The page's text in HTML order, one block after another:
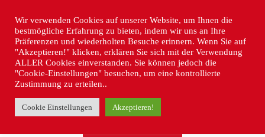
Wir verwenden Cookies auf unserer Website, um Ihnen die
bestmögliche Erfahrung zu bieten, indem wir uns an Ihre
Präferenzen und wiederholten Besuche erinnern. Wenn Sie auf
"Akzeptieren!" klicken, erklären Sie sich mit der Verwendung
ALLER Cookies einverstanden. Sie können jedoch die
"Cookie-Einstellungen" besuchen, um eine kontrollierte
Zustimmung zu erteilen..
Cookie Einstellungen Akzeptieren!